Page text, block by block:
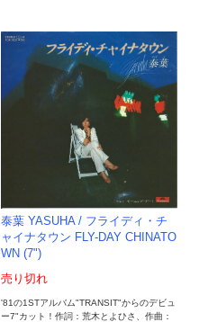
泰葉 YASUHA / フライディ・チ
ャイナタウン FLY-DAY CHINATO
WN (7")
売り切れ
'81の1STアルバム"TRANSIT"からのデビュ
ー7"カット！作詞：荒木とよひさ、作曲：